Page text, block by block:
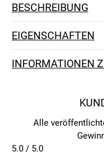
BESCHREIBUNG
EIGENSCHAFTEN
INFORMATIONEN
Alle
5.0 / 5.0